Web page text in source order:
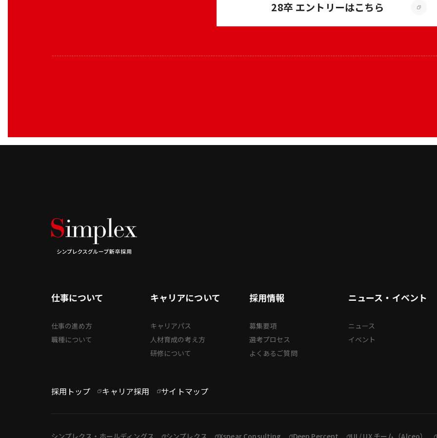
28卒 エントリーはこちら
仕事について
仕事の進め方
職種について
キャリアについて
キャリアパス
人材育成の考え方
研修について
採用情報
募集要項
選考プロセス
よくあるご質問
ニュース・イベント
ニュース
イベント
採用トップ キャリア採用 サイトマップ